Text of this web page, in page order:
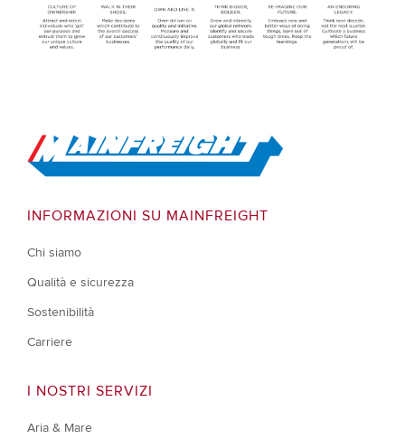
Go to Home
INFORMAZIONI SU MAINFREIGHT
Chi siamo
Qualità e sicurezza
Sostenibilità
Carriere
I NOSTRI SERVIZI
Aria & Mare